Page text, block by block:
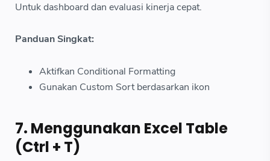
Untuk dashboard dan evaluasi kinerja cepat.
Panduan Singkat:
Aktifkan Conditional Formatting
Gunakan Custom Sort berdasarkan ikon
7. Menggunakan Excel Table
(Ctrl + T)